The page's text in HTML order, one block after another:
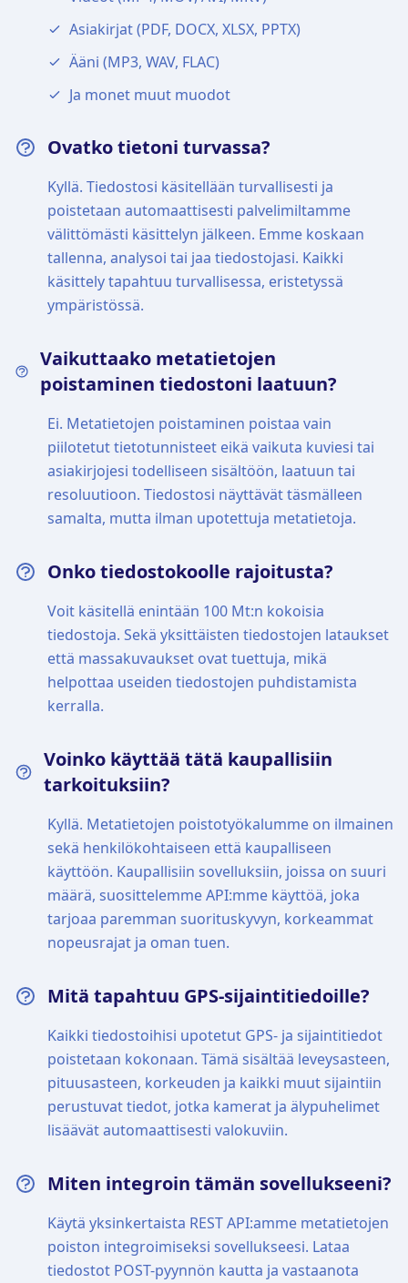
Asiakirjat (PDF, DOCX, XLSX, PPTX)
Ääni (MP3, WAV, FLAC)
Ja monet muut muodot
Ovatko tietoni turvassa?
Kyllä. Tiedostosi käsitellään turvallisesti ja
poistetaan automaattisesti palvelimiltamme
välittömästi käsittelyn jälkeen. Emme koskaan
tallenna, analysoi tai jaa tiedostojasi. Kaikki
käsittely tapahtuu turvallisessa, eristetyssä
ympäristössä.
Vaikuttaako metatietojen
poistaminen tiedostoni laatuun?
Ei. Metatietojen poistaminen poistaa vain
piilotetut tietotunnisteet eikä vaikuta kuviesi tai
asiakirjojesi todelliseen sisältöön, laatuun tai
resoluutioon. Tiedostosi näyttävät täsmälleen
samalta, mutta ilman upotettuja metatietoja.
Onko tiedostokoolle rajoitusta?
Voit käsitellä enintään 100 Mt:n kokoisia
tiedostoja. Sekä yksittäisten tiedostojen lataukset
että massakuvaukset ovat tuettuja, mikä
helpottaa useiden tiedostojen puhdistamista
kerralla.
Voinko käyttää tätä kaupallisiin
tarkoituksiin?
Kyllä. Metatietojen poistotyökalumme on ilmainen
sekä henkilökohtaiseen että kaupalliseen
käyttöön. Kaupallisiin sovelluksiin, joissa on suuri
määrä, suosittelemme API:mme käyttöä, joka
tarjoaa paremman suorituskyvyn, korkeammat
nopeusrajat ja oman tuen.
Mitä tapahtuu GPS-sijaintitiedoille?
Kaikki tiedostoihisi upotetut GPS- ja sijaintitiedot
poistetaan kokonaan. Tämä sisältää leveysasteen,
pituusasteen, korkeuden ja kaikki muut sijaintiin
perustuvat tiedot, jotka kamerat ja älypuhelimet
lisäävät automaattisesti valokuviin.
Miten integroin tämän sovellukseeni?
Käytä yksinkertaista REST API:amme metatietojen
poiston integroimiseksi sovellukseesi. Lataa
tiedostot POST-pyynnön kautta ja vastaanota